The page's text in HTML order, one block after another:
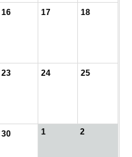
16 17 18
23 24 25
30 1 2